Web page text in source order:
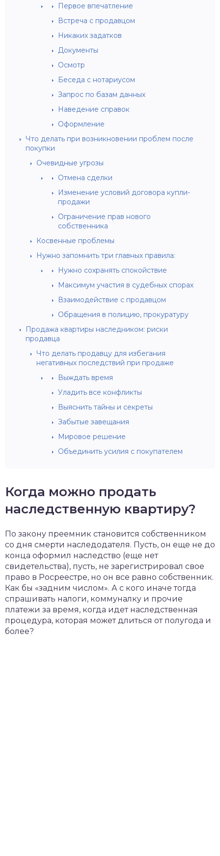
Первое впечатление
Встреча с продавцом
Никаких задатков
Документы
Осмотр
Беседа с нотариусом
Запрос по базам данных
Наведение справок
Оформление
Что делать при возникновении проблем после
покупки
Очевидные угрозы
Отмена сделки
Изменение условий договора купли-
продажи
Ограничение прав нового
собственника
Косвенные проблемы
Нужно запомнить три главных правила:
Нужно сохранять спокойствие
Максимум участия в судебных спорах
Взаимодействие с продавцом
Обращения в полицию, прокуратуру
Продажа квартиры наследником: риски
продавца
Что делать продавцу для избегания
негативных последствий при продаже
Выждать время
Уладить все конфликты
Выяснить тайны и секреты
Забытые завещания
Мировое решение
Объединить усилия с покупателем
Когда можно продать
наследственную квартиру?
По закону преемник становится собственником
со дня смерти наследодателя. Пусть, он еще не до
конца оформил наследство (еще нет
свидетельства), пусть, не зарегистрировал свое
право в Росреестре, но он все равно собственник.
Как бы «задним числом». А с кого иначе тогда
спрашивать налоги, коммуналку и прочие
платежи за время, когда идет наследственная
процедура, которая может длиться от полугода и
более?